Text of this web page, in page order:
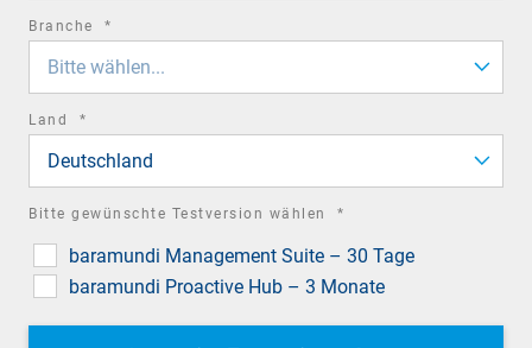
Branche *
Bitte wählen...
Land *
Deutschland
Bitte gewünschte Testversion wählen *
baramundi Management Suite – 30 Tage
baramundi Proactive Hub – 3 Monate